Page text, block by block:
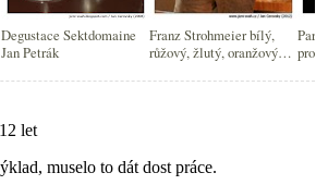
Degustace Sektdomaine
Jan Petrák
Franz Strohmeier bílý,
růžový, žlutý, oranžový…